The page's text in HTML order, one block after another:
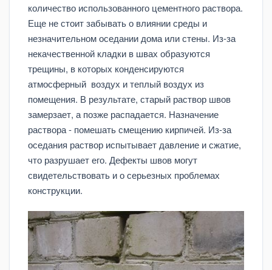
количество использованного цементного раствора.
Еще не стоит забывать о влиянии среды и
незначительном оседании дома или стены. Из-за
некачественной кладки в швах образуются
трещины, в которых конденсируются
атмосферный воздух и теплый воздух из
помещения. В результате, старый раствор швов
замерзает, а позже распадается. Назначение
раствора - помешать смещению кирпичей. Из-за
оседания раствор испытывает давление и сжатие,
что разрушает его. Дефекты швов могут
свидетельствовать и о серьезных проблемах
конструкции.